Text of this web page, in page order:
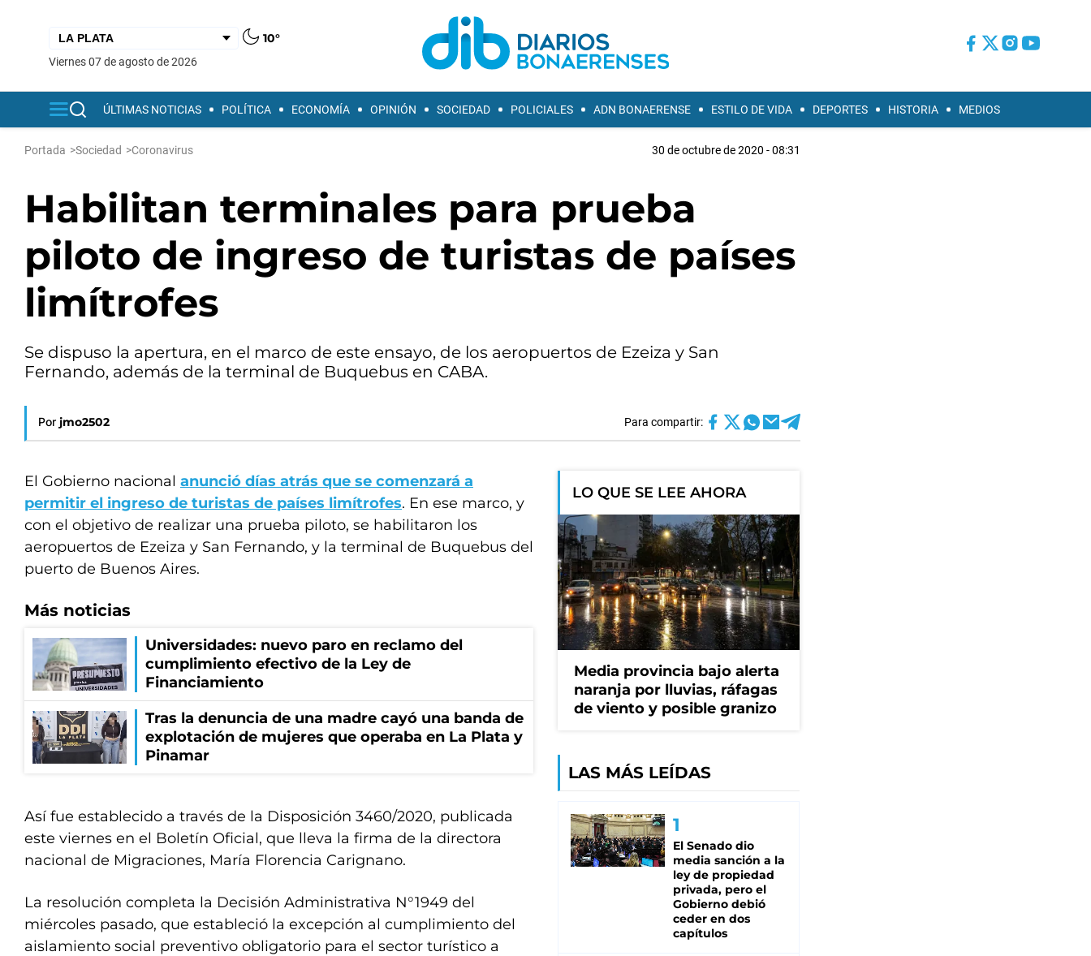
10°
viernes 07 de agosto de 2026
ÚLTIMAS NOTICIAS POLÍTICA ECONOMÍA OPINIÓN SOCIEDAD POLICIALES ADN BONAERENSE ESTILO DE VIDA DEPORTES HISTORIA MEDIOS
Portada >Sociedad >Coronavirus 30 de octubre de 2020 - 08:31
Habilitan terminales para prueba
piloto de ingreso de turistas de países
limítrofes
Se dispuso la apertura, en el marco de este ensayo, de los aeropuertos de Ezeiza y San
Fernando, además de la terminal de Buquebus en CABA.
Por jmo2502 Para compartir:
El Gobierno nacional anunció días atrás que se comenzará a
permitir el ingreso de turistas de países limítrofes. En ese marco, y
con el objetivo de realizar una prueba piloto, se habilitaron los
aeropuertos de Ezeiza y San Fernando, y la terminal de Buquebus del
puerto de Buenos Aires.
Más noticias
Universidades: nuevo paro en reclamo del
cumplimiento efectivo de la Ley de
Financiamiento
Tras la denuncia de una madre cayó una banda de
explotación de mujeres que operaba en La Plata y
Pinamar
Así fue establecido a través de la Disposición 3460/2020, publicada
este viernes en el Boletín Oficial, que lleva la firma de la directora
nacional de Migraciones, María Florencia Carignano.
La resolución completa la Decisión Administrativa N°1949 del
miércoles pasado, que estableció la excepción al cumplimiento del
aislamiento social preventivo obligatorio para el sector turístico a
LO QUE SE LEE AHORA
Media provincia bajo alerta
naranja por lluvias, ráfagas
de viento y posible granizo
LAS MÁS LEÍDAS
El Senado dio
media sanción a la
ley de propiedad
privada, pero el
Gobierno debió
ceder en dos
capítulos